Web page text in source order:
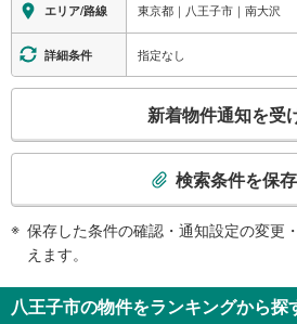
エリア/路線 東京都｜八王子市｜南大沢
詳細条件 指定なし
検
知
を
新着物件通知を受
検索条件を保
保存した条件の確認・通知設定の変更
えます。
八王子市の物件をランキングから探